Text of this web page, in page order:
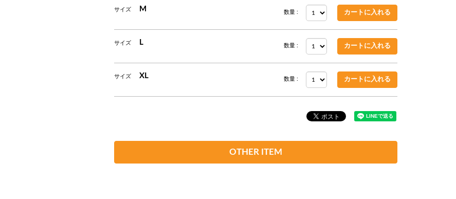
サイズ M 数量 :
サイズ L 数量 :
サイズ XL 数量 :
OTHER ITEM